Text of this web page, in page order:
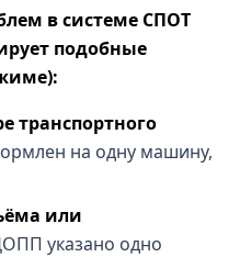
в системе СПОТ
подобные
транспортного
на одну машину,
или
указано одно